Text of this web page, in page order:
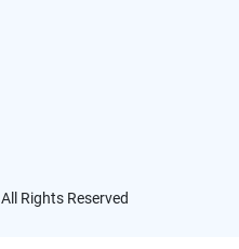
All Rights Reserved